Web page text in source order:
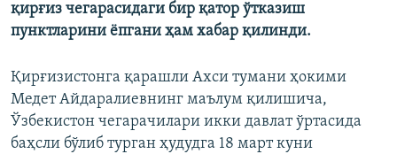
қирғиз чегарасидаги бир қатор ўтказиш
пунктларини ёпгани ҳам хабар қилинди.
Қирғизистонга қарашли Ахси тумани ҳокими
Медет Айдаралиевнинг маълум қилишича,
Ўзбекистон чегарачилари икки давлат ўртасида
баҳсли бўлиб турган ҳудудга 18 март куни